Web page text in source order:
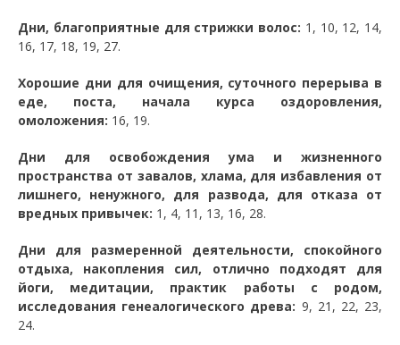
Дни, благоприятные для стрижки волос: 1, 10, 12, 14,
16, 17, 18, 19, 27.
Хорошие дни для очищения, суточного перерыва в
еде, поста, начала курса оздоровления,
омоложения: 16, 19.
Дни для освобождения ума и жизненного
пространства от завалов, хлама, для избавления от
лишнего, ненужного, для развода, для отказа от
вредных привычек: 1, 4, 11, 13, 16, 28.
Дни для размеренной деятельности, спокойного
отдыха, накопления сил, отлично подходят для
йоги, медитации, практик работы с родом,
исследования генеалогического древа: 9, 21, 22, 23,
24.